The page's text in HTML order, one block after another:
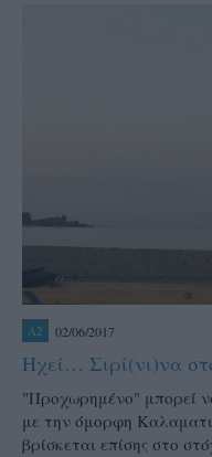
A2 02/06/2017
Ηχεί… Σιρί(νι)να
"Προχωρημένο" μπορεί
με την όμορφη
βρίσκεται επίσης στο